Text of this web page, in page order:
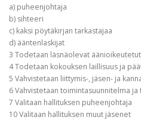
a) puheenjohtaja
b) sihteeri
c) kaksi pöytäkirjan tarkastajaa
d) ääntenlaskijat
3 Todetaan läsnäolevat
4 Todetaan kokouksen laillisuus ja
5 Vahvistetaan liittymis-, jäsen- ja
6 Vahvistetaan toimintasuunnitelma ja
7 Valitaan hallituksen puheenjohtaja
10 Valitaan hallituksen muut jäsenet